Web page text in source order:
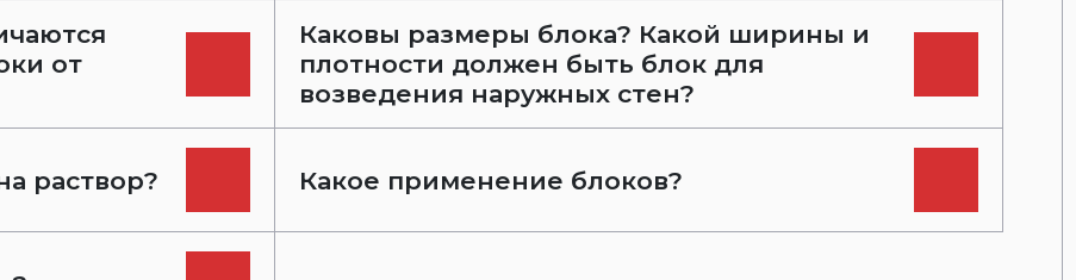
от
раствор?
Каковы размеры блока? Какой ширины и
плотности должен быть блок для
возведения наружных стен?
Какое применение блоков?